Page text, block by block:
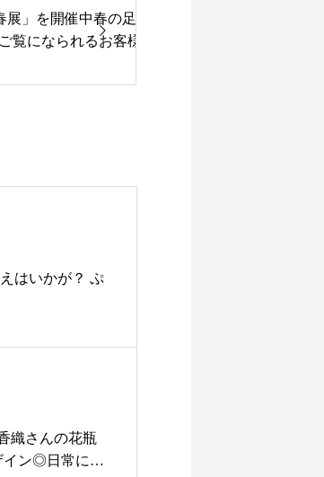
アパレル
展」を開催中春の足元といえば「スニ
覧になられるお客様が増えていますサ
れた、履き心地の良い「evam evaオリ
特徴1年を通してして活躍してくれる
で優しい履き心地をお試しください・
ナルショッピングバッグをさしあげま
させていただきます。)本日も18時ま
ライフスタイルショップ#セ
はいかが？ ぷ
織さんの花瓶
イン◎日常にそ